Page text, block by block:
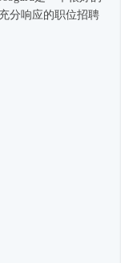
分响应的职位招聘